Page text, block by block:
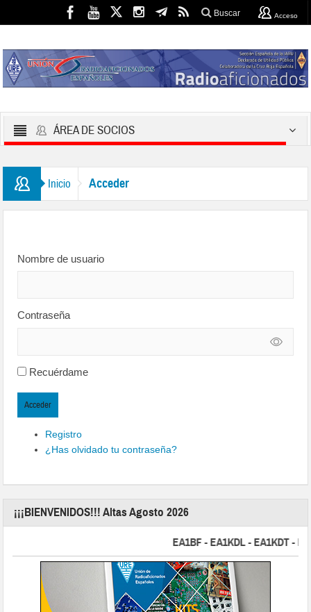
Buscar Acceso
ÁREA DE SOCIOS
Inicio Acceder
Nombre de usuario
Contraseña
Recuérdame
Acceder
Registro
¿Has olvidado tu contraseña?
¡¡¡BIENVENIDOS!!! Altas Agosto 2026
EA1BF - EA1KDL - EA1KDT -